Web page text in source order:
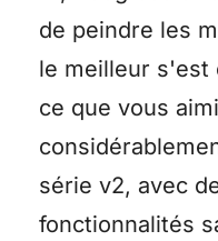
de peindre les
le meilleur s'est
ce que vous
série v2, avec
fonctionnalités